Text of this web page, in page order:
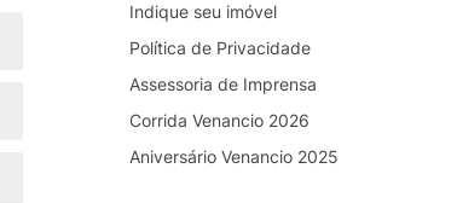
Indique seu imóvel
Política de Privacidade
Assessoria de Imprensa
Corrida Venancio 2026
Aniversário Venancio 2025